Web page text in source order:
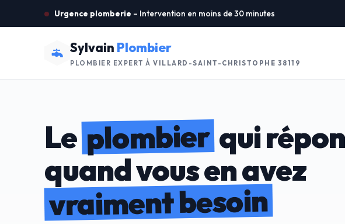
Urgence plomberie – Intervention en moins de 30 minutes
Sylvain Plombier
PLOMBIER EXPERT À VILLARD-SAINT-CHRISTOPHE 38119
Leplombierqui
quand vous en avez
vraiment besoin